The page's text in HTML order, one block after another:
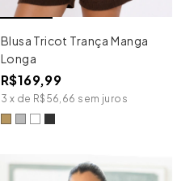
Blusa Tricot Trança Manga
Longa
R$169,99
3 x de R$56,66 sem juros